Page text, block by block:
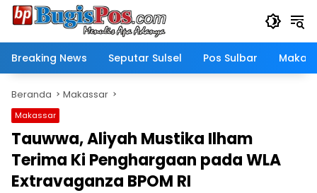
Langsung
Breaking News
Seputar Sulsel Pos Sulbar
Beranda Makassar
Makassar
Tauwwa, Aliyah Mustika Ilham
Terima Ki Penghargaan pada WLA
Extravaganza BPOM RI